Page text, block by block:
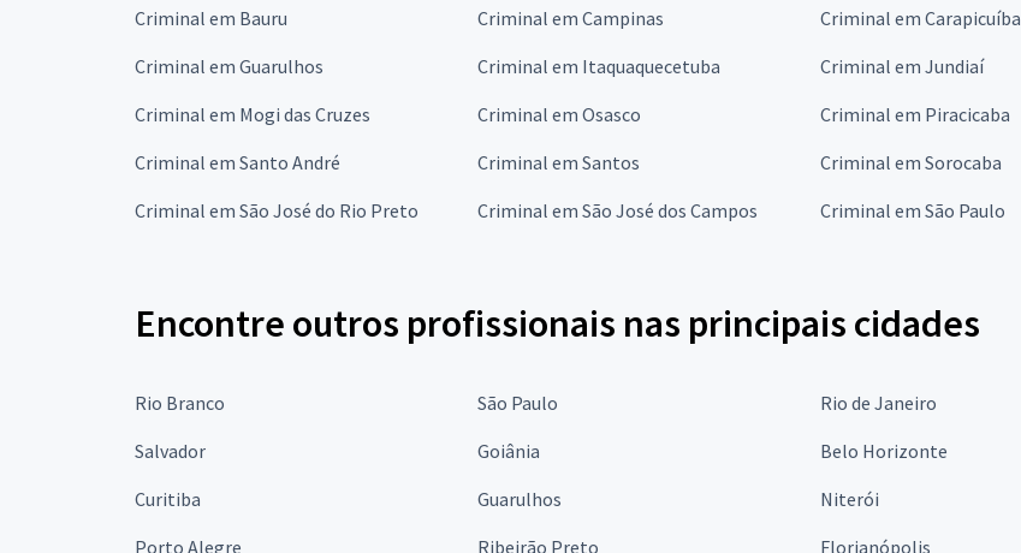
Criminal em Bauru Criminal em Campinas Criminal em Carapicuíba
Criminal em Guarulhos
Criminal em Itaquaquecetuba Criminal em Jundiaí
Criminal em Mogi das Cruzes
Criminal em Osasco Criminal em Piracicaba
Criminal em Santo André
Criminal em Santos Criminal em Sorocaba
Criminal em São José do Rio Preto
Criminal em São José dos Campos Criminal em São Paulo
Encontre outros profissionais nas principais cidades
Rio Branco São Paulo Rio de Janeiro
Salvador
Goiânia Belo Horizonte
Curitiba
Guarulhos Niterói
Porto Alegre
Ribeirão Preto Florianópolis